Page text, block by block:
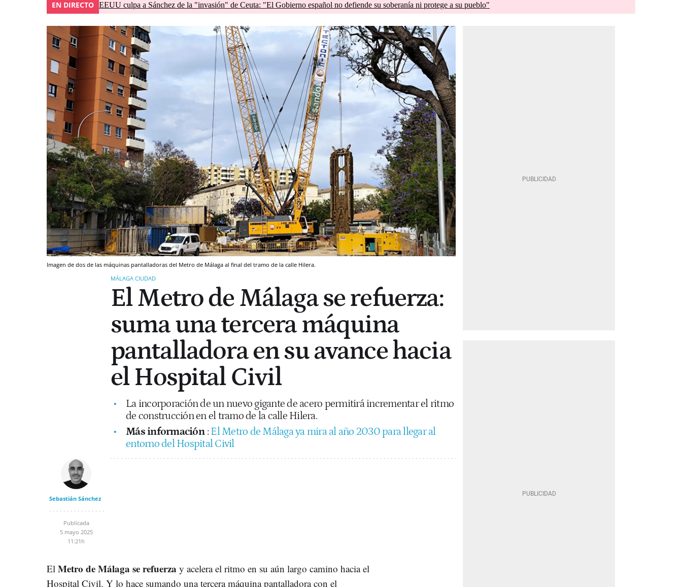
EN DIRECTO EEUU culpa a Sánchez de la "invasión" de Ceuta: "El Gobierno español no defiende su soberanía ni protege a su pueblo"
Imagen de dos de las máquinas pantalladoras del Metro de Málaga al final del tramo de la calle Hilera.
MÁLAGA CIUDAD
El Metro de Málaga se refuerza:
suma una tercera máquina
pantalladora en su avance hacia
el Hospital Civil
La incorporación de un nuevo gigante de acero permitirá incrementar el ritmo
de construcción en el tramo de la calle Hilera.
Más información : El Metro de Málaga ya mira al año 2030 para llegar al
entorno del Hospital Civil
Sebastián Sánchez
Publicada
5 mayo 2025
11:21h
El Metro de Málaga se refuerza y acelera el ritmo en su aún largo camino hacia el
Hospital Civil. Y lo hace sumando una tercera máquina pantalladora con el